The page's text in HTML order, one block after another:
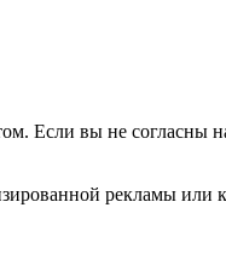
Если вы не согласны
рекламы